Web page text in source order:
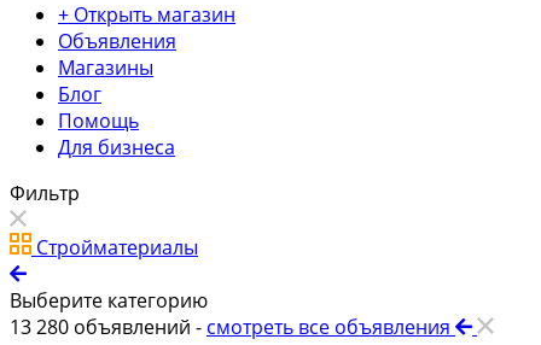
+ Открыть магазин
Объявления
Магазины
Блог
Помощь
Для бизнеса
Фильтр
Стройматериалы
Выберите категорию
13 280 объявлений - смотреть все объявления